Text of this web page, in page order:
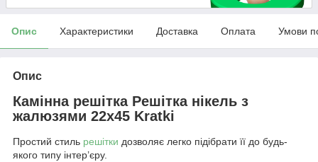
Опис Характеристики Доставка Оплата Умови
Опис
Камінна решітка Решітка нікель з
жалюзями 22x45 Kratki
Простий стиль решітки дозволяє легко підібрати її до будь-
якого типу інтер’єру.